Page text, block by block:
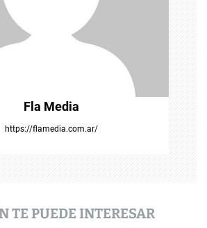
Fla Media
https://flamedia.com.ar/
TE PUEDE INTERESAR